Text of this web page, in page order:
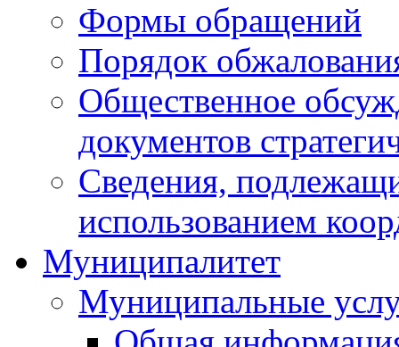
Формы обращений
Порядок
Общественное
документов
Сведения,
использованием
Муниципалитет
Муниципальные